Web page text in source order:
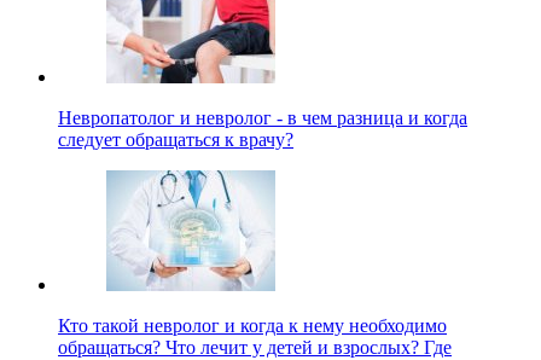
Невропатолог и невролог - в чем разница и когда
следует обращаться к врачу?
Кто такой невролог и когда к нему необходимо
обращаться? Что лечит у детей и взрослых? Где